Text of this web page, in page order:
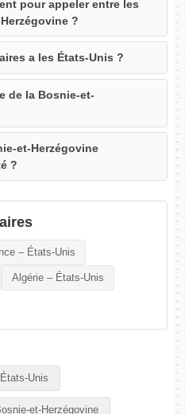
pour appeler entre les
?
a les États-Unis ?
de la Bosnie-et-
et-Herzégovine
?
– États-Unis
Algérie – États-Unis
Unis
et-Herzégovine